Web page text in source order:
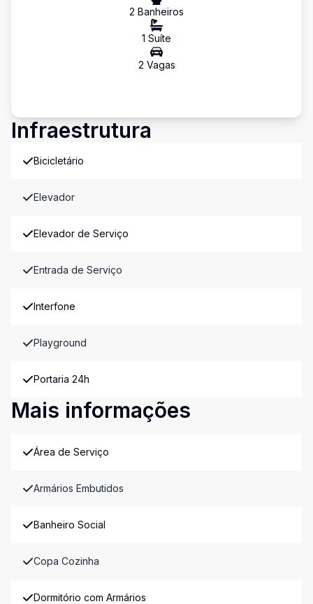
2 Banheiros
1 Suíte
2 Vagas
Infraestrutura
Bicicletário
Elevador
Elevador de Serviço
Entrada de Serviço
Interfone
Playground
Portaria 24h
Mais informações
Área de Serviço
Armários Embutidos
Banheiro Social
Copa Cozinha
Dormitório com Armários